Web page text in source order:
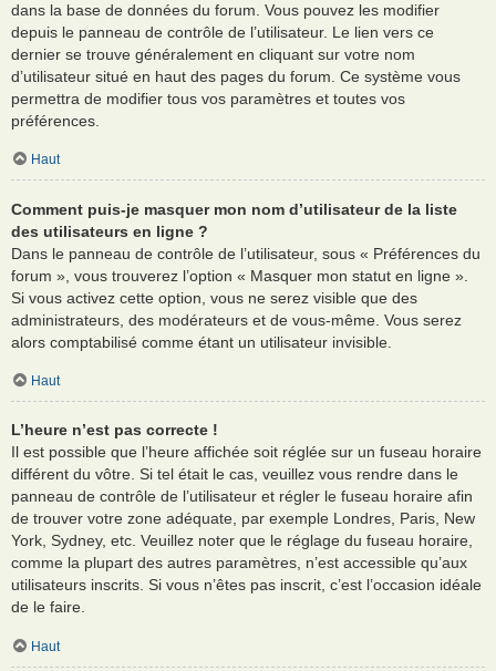
dans la base de données du forum. Vous pouvez les modifier
depuis le panneau de contrôle de l’utilisateur. Le lien vers ce
dernier se trouve généralement en cliquant sur votre nom
d’utilisateur situé en haut des pages du forum. Ce système vous
permettra de modifier tous vos paramètres et toutes vos
préférences.
Haut
Comment puis-je masquer mon nom d’utilisateur de la liste
des utilisateurs en ligne ?
Dans le panneau de contrôle de l’utilisateur, sous « Préférences du
forum », vous trouverez l’option « Masquer mon statut en ligne ».
Si vous activez cette option, vous ne serez visible que des
administrateurs, des modérateurs et de vous-même. Vous serez
alors comptabilisé comme étant un utilisateur invisible.
Haut
L’heure n’est pas correcte !
Il est possible que l’heure affichée soit réglée sur un fuseau horaire
différent du vôtre. Si tel était le cas, veuillez vous rendre dans le
panneau de contrôle de l’utilisateur et régler le fuseau horaire afin
de trouver votre zone adéquate, par exemple Londres, Paris, New
York, Sydney, etc. Veuillez noter que le réglage du fuseau horaire,
comme la plupart des autres paramètres, n’est accessible qu’aux
utilisateurs inscrits. Si vous n’êtes pas inscrit, c’est l’occasion idéale
de le faire.
Haut